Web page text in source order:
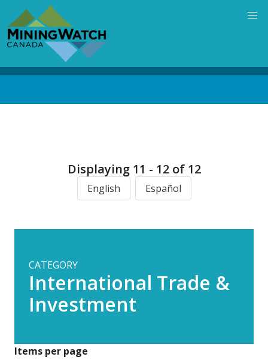
main
content
Displaying 11 - 12 of 12
English Español
CATEGORY
International Trade &
Investment
Items per page